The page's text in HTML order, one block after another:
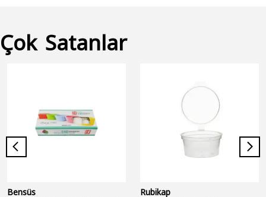
Çok Satanlar
Bensüs Rubikap